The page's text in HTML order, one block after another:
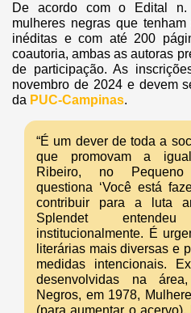
De acordo com o Edital n.
mulheres negras que
inéditas e com até 200
coautoria, ambas as autoras
de participação. As
novembro de 2024 e devem
da PUC-Campinas.
“É um dever de toda a
que promovam a
Ribeiro, no Pequeno
questiona ‘Você está
contribuir para a luta
Splendet
institucionalmente. É
literárias mais diversas e
medidas intencionais.
desenvolvidas na
Negros, em 1978,